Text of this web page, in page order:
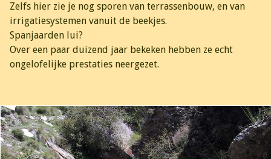
Zelfs hier zie je nog sporen van terrassenbouw, en van
irrigatiesystemen vanuit de beekjes.
Spanjaarden lui?
Over een paar duizend jaar bekeken hebben ze echt
ongelofelijke prestaties neergezet.